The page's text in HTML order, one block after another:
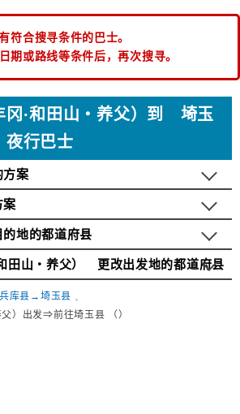
符合搜寻条件的巴士。
期或路线等条件后，再次搜寻。
冈·和田山・养父）到 埼玉
夜行巴士
方案
案
地的都道府县
田山・养父） 更改出发地的都道府县
兵库县→埼玉县
）出发⇒前往埼玉县 （）